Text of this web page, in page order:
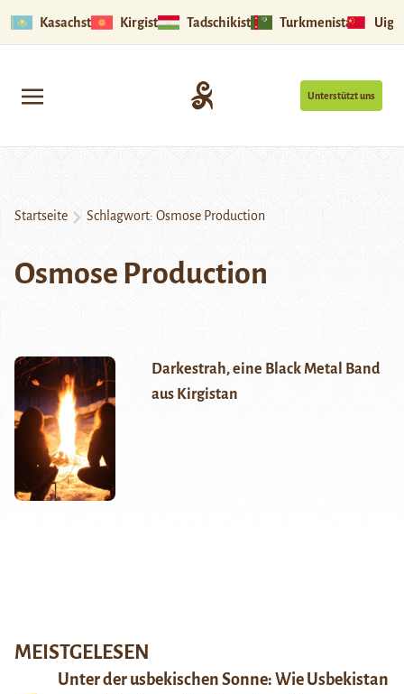
Kasachstan Kirgistan Tadschikistan Turkmenistan
Unterstützt uns
Startseite Schlagwort: Osmose Production
Osmose Production
Darkestrah, eine Black Metal Band
aus Kirgistan
MEISTGELESEN
Unter der usbekischen Sonne: Wie Usbekistan